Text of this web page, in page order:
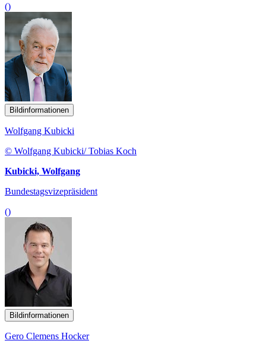
()
Bildinformationen
Wolfgang Kubicki
© Wolfgang Kubicki/ Tobias Koch
Kubicki, Wolfgang
Bundestagsvizepräsident
()
Bildinformationen
Gero Clemens Hocker